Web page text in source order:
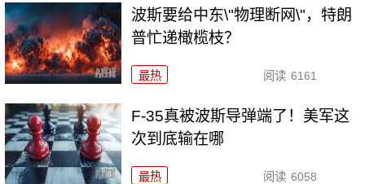
波斯要给中东\"物理断网\"，特朗
普忙递橄榄枝？
最热 阅读 6161
F-35真被波斯导弹端了！美军这
次到底输在哪
最热 阅读 6058